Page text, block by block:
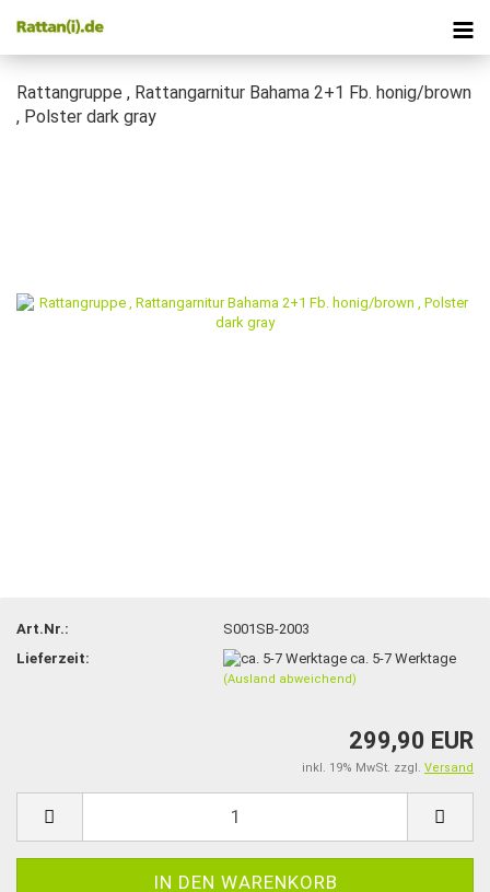
Rattangruppe , Rattangarnitur Bahama 2+1 Fb. honig/brown
, Polster dark gray
Art.Nr.:
S001SB-2003
Lieferzeit:
ca. 5-7 Werktage
(Ausland abweichend)
299,90 EUR
inkl. 19% MwSt. zzgl. Versand